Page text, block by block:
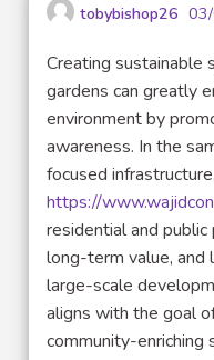
tobybishop26
Creating sustainable
gardens can greatly
environment by
awareness. In the
focused infrastructure,
https://
residential and
long-term value, and
large-scale
aligns with the goal
community-enriching